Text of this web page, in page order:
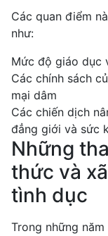
Các quan điểm
như:
Mức độ giáo dục
Các chính sách
mại dâm
Các chiến dịch
đẳng giới và sức
Những
thức và
tình dục
Trong những